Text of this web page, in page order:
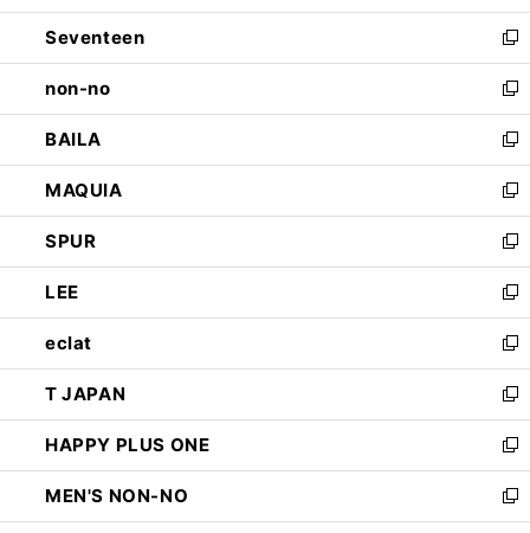
開
く
ウ
で
開
く
ン
ド
ウ
で
開
く
Seventeen
新
し
い
ウ
ィ
ン
ド
ウ
で
開
く
non-no
新
し
い
ウ
ィ
ン
ド
ウ
で
開
く
BAILA
新
し
い
ウ
ィ
ン
ド
ウ
で
開
く
MAQUIA
新
し
い
ウ
ィ
ン
ド
ウ
で
開
く
SPUR
新
し
い
ウ
ィ
ン
ド
ウ
で
開
く
LEE
新
し
い
ウ
ィ
ン
ド
ウ
で
開
eclat
新
し
い
ウ
ィ
ン
ド
ウ
T JAPAN
新
し
い
ウ
ィ
ン
HAPPY PLUS ONE
新
し
い
ウ
MEN'S NON-NO
新
し